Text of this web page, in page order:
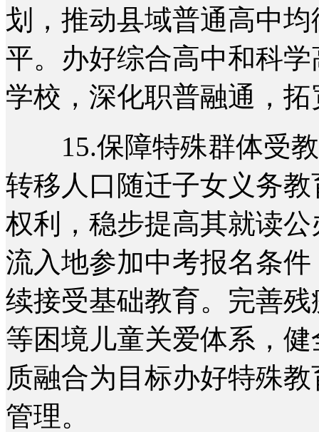
划，推动县域普通高中
平。办好综合高中和科
学校，深化职普融通，
15.保障特殊群体受教
转移人口随迁子女义务
权利，稳步提高其就读
流入地参加中考报名条
续接受基础教育。完善
等困境儿童关爱体系，
质融合为目标办好特殊
管理。